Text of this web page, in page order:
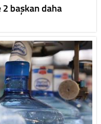
başkan daha